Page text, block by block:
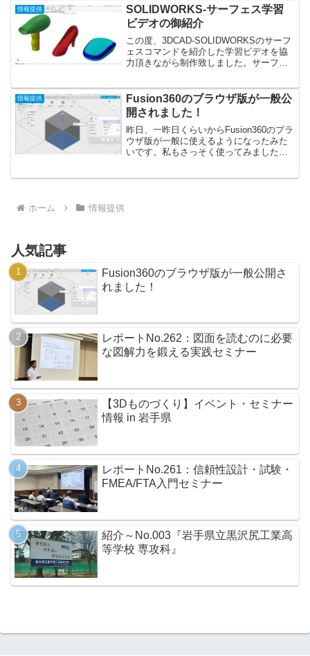
SlideShareに無償公開していますので、
参考にして頂ければ...
情報提供
SOLIDWORKS-サーフェス学習
ビデオの御紹介
この度、3DCAD-SOLIDWORKSのサーフ
ェスコマンドを紹介した学習ビデオを協
力頂きながら制作致しました。サーフェ
LinkedInラーニング：Lynda.com 日...
情報提供
Fusion360のブラウザ版が一般公
開されました！
昨日、一昨日くらいからFusion360のブラ
ウザ版が一般に使えるようになったみた
いです。私もさっそく使ってみました！
ホーム 情報提供
人気記事
Fusion360のブラウザ版が一般公開さ
れました！
レポートNo.262：図面を読むのに必要
な図解力を鍛える実践セミナー
【3Dものづくり】イベント・セミナー
情報 in 岩手県
レポートNo.261：信頼性設計・試験・
FMEA/FTA入門セミナー
紹介～No.003『岩手県立黒沢尻工業高
等学校 専攻科』